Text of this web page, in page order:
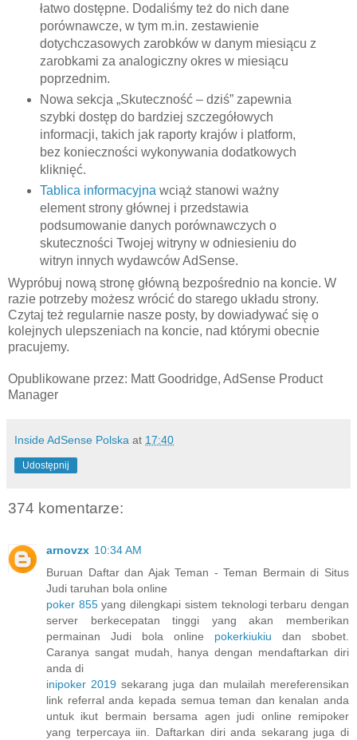
łatwo dostępne. Dodaliśmy też do nich dane
porównawcze, w tym m.in. zestawienie
dotychczasowych zarobków w danym miesiącu z
zarobkami za analogiczny okres w miesiącu
poprzednim.
Nowa sekcja „Skuteczność – dziś” zapewnia
szybki dostęp do bardziej szczegółowych
informacji, takich jak raporty krajów i platform,
bez konieczności wykonywania dodatkowych
kliknięć.
Tablica informacyjna wciąż stanowi ważny
element strony głównej i przedstawia
podsumowanie danych porównawczych o
skuteczności Twojej witryny w odniesieniu do
witryn innych wydawców AdSense.
Wypróbuj nową stronę główną bezpośrednio na koncie. W
razie potrzeby możesz wrócić do starego układu strony.
Czytaj też regularnie nasze posty, by dowiadywać się o
kolejnych ulepszeniach na koncie, nad którymi obecnie
pracujemy.
Opublikowane przez: Matt Goodridge, AdSense Product
Manager
Inside AdSense Polska at 17:40
Udostępnij
374 komentarze:
arnovzx 10:34 AM
Buruan Daftar dan Ajak Teman - Teman Bermain di Situs
Judi taruhan bola online
poker 855yang dilengkapi sistem teknologi terbaru dengan
server berkecepatan tinggi yang akan memberikan
permainan Judi bola online pokerkiukiu dan sbobet.
Caranya sangat mudah, hanya dengan mendaftarkan diri
anda di
inipoker 2019 sekarang juga dan mulailah mereferensikan
link referral anda kepada semua teman dan kenalan anda
untuk ikut bermain bersama agen judi online remipoker
yang terpercaya iin. Daftarkan diri anda sekarang juga di